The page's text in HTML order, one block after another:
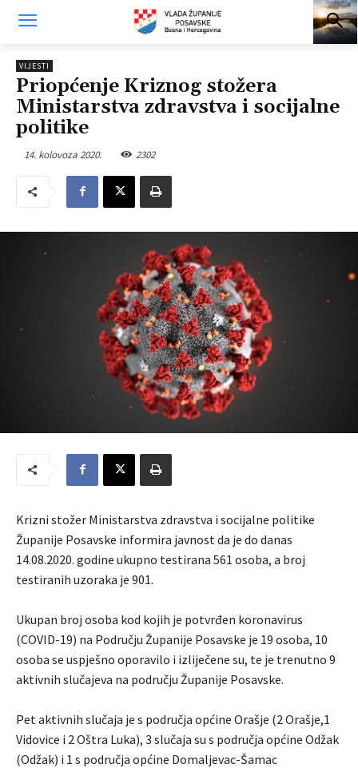
VIJESTI
Priopćenje Kriznog stožera
Ministarstva zdravstva i socijalne
politike
14. kolovoza 2020. 2302
Krizni stožer Ministarstva zdravstva i socijalne politike
Županije Posavske informira javnost da je do danas
14.08.2020. godine ukupno testirana 561 osoba, a broj
testiranih uzoraka je 901.
Ukupan broj osoba kod kojih je potvrđen koronavirus
(COVID-19) na Području Županije Posavske je 19 osoba, 10
osoba se uspješno oporavilo i izliječene su, te je trenutno 9
aktivnih slučajeva na području Županije Posavske.
Pet aktivnih slučaja je s područja općine Orašje (2 Orašje,1
Vidovice i 2 Oštra Luka), 3 slučaja su s područja općine Odžak
(Odžak) i 1 s područja općine Domaljevac-Šamac